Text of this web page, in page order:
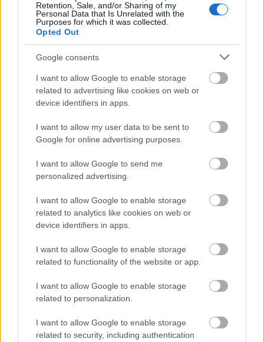
Retention, Sale, and/or Sharing of my
Personal Data that Is Unrelated with the
Purposes for which it was collected.
Opted Out
Google consents
I want to allow Google to enable storage
related to advertising like cookies on web or
device identifiers in apps.
I want to allow my user data to be sent to
Google for online advertising purposes.
I want to allow Google to send me
personalized advertising.
I want to allow Google to enable storage
related to analytics like cookies on web or
device identifiers in apps.
I want to allow Google to enable storage
related to functionality of the website or app.
I want to allow Google to enable storage
related to personalization.
I want to allow Google to enable storage
related to security, including authentication
na jó, adjuk azért a nevünket a folyamathoz.
Mindenesetre eldöntendő kérdés, meddig anya az
anya és hol kezdődik a hivatás? Mert a gyanúsított
az ügyben nem más, mint... mint. Remekül
összekuszált szálak, meg-megcsavarintott
cselekményvezetés, izgalom, kis körömrágás
jellemző A gyanúsított című műre. Az események
leírása mindenesetre valamennyire megosztotta az
olvasói véleményezők táborát. Van, aki szerint ez az
író eddigi legjobb, míg mások szerint a legrosszabb
műve. Ha mindenképpen állást kell foglalnom, akkor
hiányolom a megszokott kemény kötést, de a
belbecs nem marad el a várakozástól.